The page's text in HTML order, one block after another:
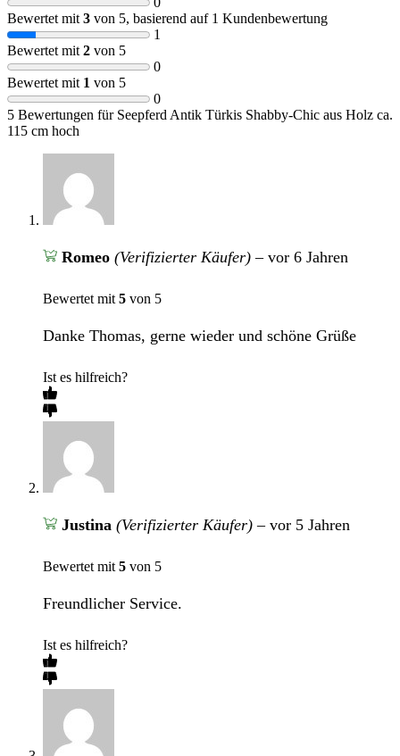
Bewertet mit 3 von 5, basierend auf 1 Kundenbewertung
1
Bewertet mit 2 von 5
0
Bewertet mit 1 von 5
0
5 Bewertungen für Seepferd Antik Türkis Shabby-Chic aus Holz ca.
115 cm hoch
Romeo (Verifizierter Käufer) – vor 6 Jahren
Bewertet mit 5 von 5
Danke Thomas, gerne wieder und schöne Grüße
Ist es hilfreich?
Justina (Verifizierter Käufer) – vor 5 Jahren
Bewertet mit 5 von 5
Freundlicher Service.
Ist es hilfreich?